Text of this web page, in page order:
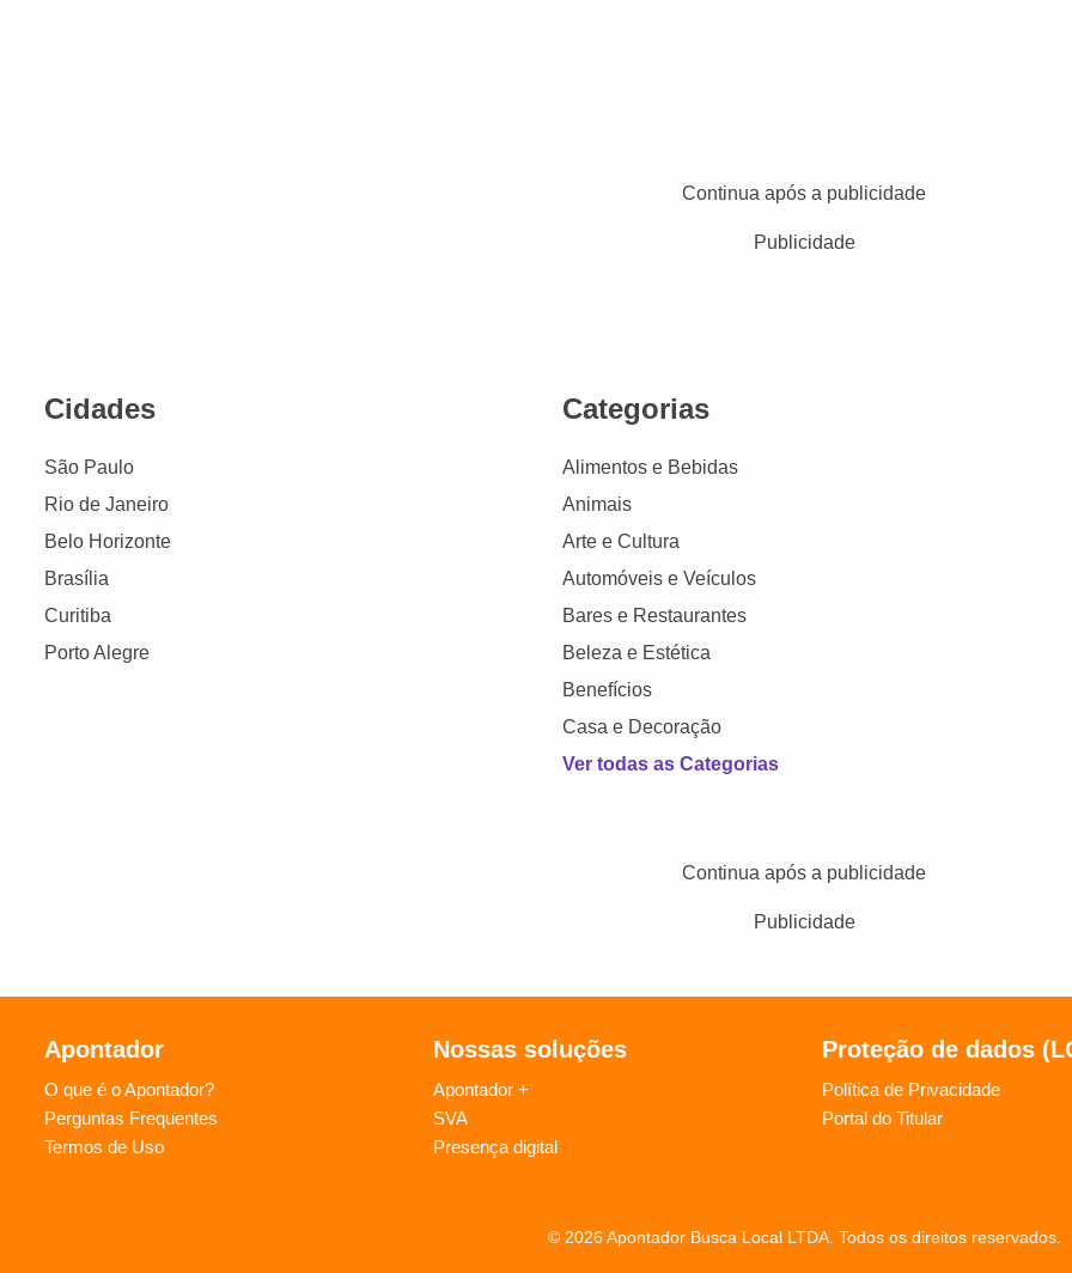
Continua após a publicidade
Publicidade
Cidades
São Paulo
Rio de Janeiro
Belo Horizonte
Brasília
Curitiba
Porto Alegre
Categorias
Alimentos e Bebidas
Animais
Arte e Cultura
Automóveis e Veículos
Bares e Restaurantes
Beleza e Estética
Benefícios
Casa e Decoração
Ver todas as Categorias
Continua após a publicidade
Publicidade
Apontador
O que é o Apontador?
Perguntas Frequentes
Termos de Uso
Nossas soluções
Apontador +
SVA
Presença digital
Proteção de dados
Política de Privacidade
Portal do Titular
© 2026 Apontador Busca Local LTDA. Todos os direitos reservados.